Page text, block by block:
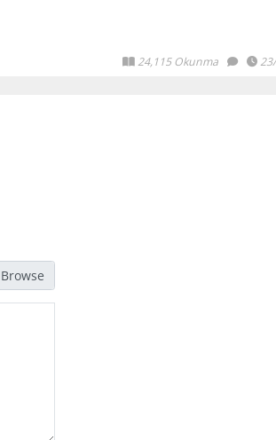
24,115 Okunma
jpg, gif, png türündeki resimleri seçmelisiniz